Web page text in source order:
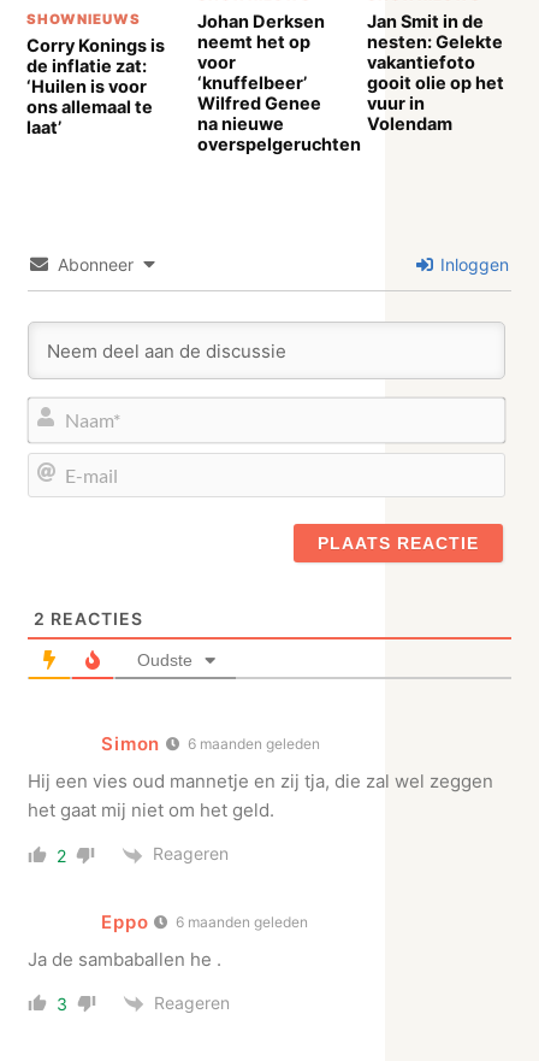
SHOWNIEUWS
Corry Konings is
de inflatie zat:
‘Huilen is voor
ons allemaal te
laat’
Johan Derksen
neemt het op
voor
‘knuffelbeer’
Wilfred Genee
na nieuwe
overspelgeruchten
Jan Smit in de
nesten: Gelekte
vakantiefoto
gooit olie op het
vuur in
Volendam
Abonneer Inloggen
2 REACTIES
Oudste
Simon 6 maanden geleden
Hij een vies oud mannetje en zij tja, die zal wel zeggen
het gaat mij niet om het geld.
2 Reageren
Eppo 6 maanden geleden
Ja de sambaballen he .
3 Reageren